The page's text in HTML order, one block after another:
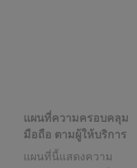
แผนที่ความครอบคลุม
มือถือ ตามผู้ให้บริการ
แผนที่นี้แสดงความ